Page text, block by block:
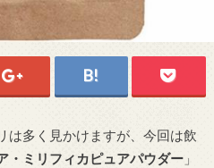
は多く見かけますが、今回は飲
・ミリフィカピュアパウダー」